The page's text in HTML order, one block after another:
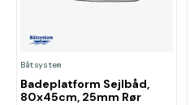
Båtsystem
Badeplatform Sejlbåd,
80x45cm, 25mm Rør